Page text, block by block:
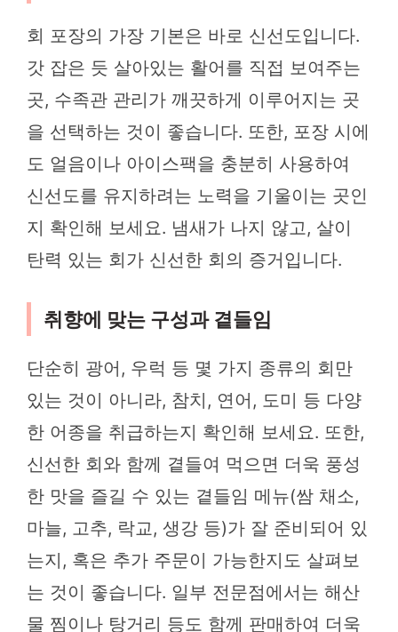
회 포장의 가장 기본은 바로 신선도입니다.
갓 잡은 듯 살아있는 활어를 직접 보여주는
곳, 수족관 관리가 깨끗하게 이루어지는 곳
을 선택하는 것이 좋습니다. 또한, 포장 시에
도 얼음이나 아이스팩을 충분히 사용하여
신선도를 유지하려는 노력을 기울이는 곳인
지 확인해 보세요. 냄새가 나지 않고, 살이
탄력 있는 회가 신선한 회의 증거입니다.
취향에 맞는 구성과 곁들임
단순히 광어, 우럭 등 몇 가지 종류의 회만
있는 것이 아니라, 참치, 연어, 도미 등 다양
한 어종을 취급하는지 확인해 보세요. 또한,
신선한 회와 함께 곁들여 먹으면 더욱 풍성
한 맛을 즐길 수 있는 곁들임 메뉴(쌈 채소,
마늘, 고추, 락교, 생강 등)가 잘 준비되어 있
는지, 혹은 추가 주문이 가능한지도 살펴보
는 것이 좋습니다. 일부 전문점에서는 해산
물 찜이나 탕거리 등도 함께 판매하여 더욱